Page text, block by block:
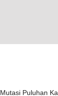
Puluhan